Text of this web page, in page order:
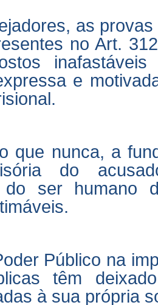
as
no Art.
e
que nunca, a
do
do ser humano
Público na
têm
à sua própria